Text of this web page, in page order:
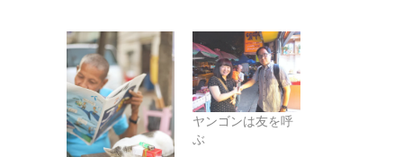
ヤンゴンは友を呼
ぶ